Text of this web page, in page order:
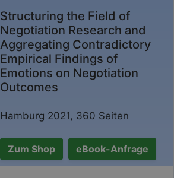
Structuring the Field of
Negotiation Research and
Aggregating Contradictory
Empirical Findings of
Emotions on Negotiation
Outcomes
Hamburg 2021, 360 Seiten
Zum Shop eBook-Anfrage